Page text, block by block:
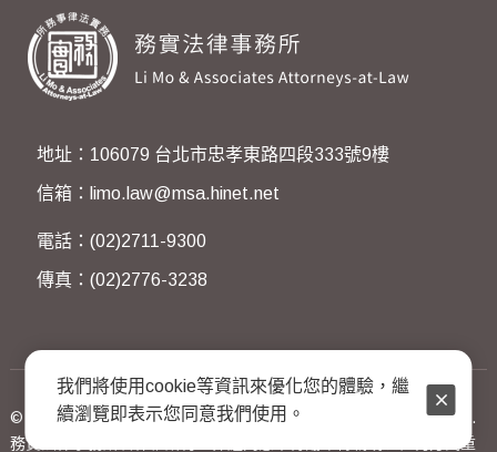
地址：106079 台北市忠孝東路四段333號9樓
信箱：limo.law@msa.hinet.net
電話：(02)2711-9300
傳真：(02)2776-3238
© 2023 Li Mo & Associates Attorneys-at-Law. All Rights Reserved.
務實法律事務所著作權所有，非經同意不得翻印轉載或以任何方式重
我們將使用cookie等資訊來優化您的體驗，繼
續瀏覽即表示您同意我們使用。